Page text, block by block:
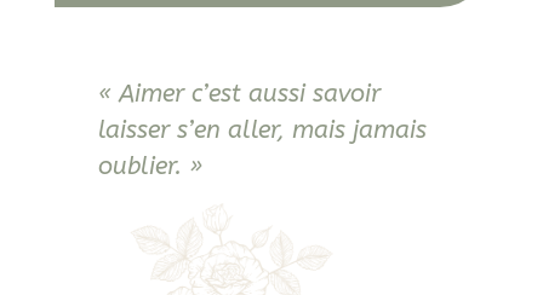
« Aimer c’est aussi savoir
laisser s’en aller, mais jamais
oublier. »